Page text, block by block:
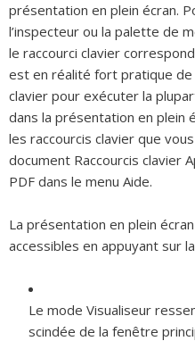
présentation en plein écran.
l’inspecteur ou la palette de
le raccourci clavier
est en réalité fort pratique de
clavier pour exécuter la
dans la présentation en plein
les raccourcis clavier que
document Raccourcis clavier
PDF dans le menu Aide.
La présentation en plein
accessibles en appuyant sur
Le mode Visualiseur
scindée de la fenêtre